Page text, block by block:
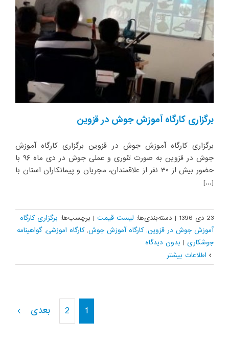
برگزاری کارگاه آموزش جوش در قزوین
برگزاری کارگاه آموزش جوش در قزوین برگزاری کارگاه آموزش
جوش در قزوین به صورت تئوری و عملی جوش در دی ماه ۹۶ با
حضور بیش از ۳۰ نفر از علاقمندان، مجریان و پیمانکاران استان با
[...]
23 دی 1396 | دسته‌بندی‌ها: لیست قیمت | برچسب‌ها: برگزاری کارگاه
آموزش جوش در قزوین,کارگاه آموزش جوش,کارگاه اموزشی,گواهینامه
جوشکاری | بدون ديدگاه
اطلاعات بیشتر
1
2 بعدی